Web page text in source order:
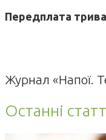
Передплата
Журнал «Напої.
Останні